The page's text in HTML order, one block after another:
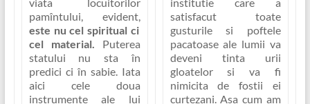
viata locuitorilor
pamîntului, evident,
este nu cel spiritual ci
cel material. Puterea
statului nu sta în
predici ci în sabie. Iata
aici cele doua
instrumente ale lui
institutie care a
satisfacut toate
gusturile si poftele
pacatoase ale lumii va
deveni tinta urii
gloatelor si va fi
nimicita de fostii ei
curtezani. Asa cum am